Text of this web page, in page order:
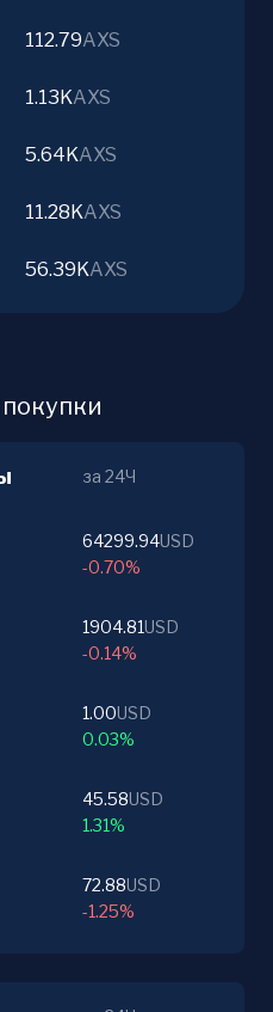
112.79AXS
1.13KAXS
5.64KAXS
11.28KAXS
56.39KAXS
за 24Ч
64299.94USD
-0.70%
1904.81USD
-0.14%
1.00USD
0.03%
45.58USD
1.31%
72.88USD
-1.25%